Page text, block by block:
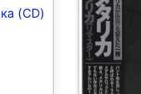
(CD)